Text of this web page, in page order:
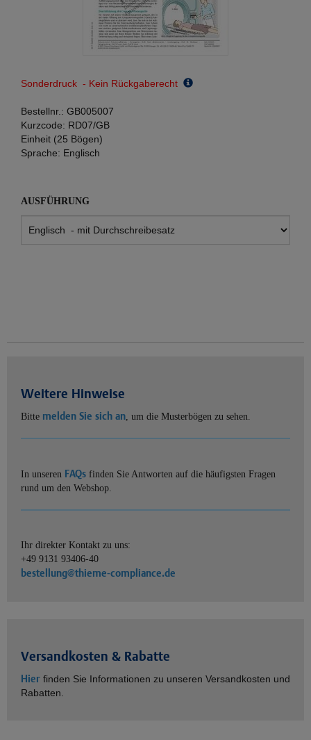
Sonderdruck - Kein Rückgaberecht
Bestellnr.: GB005007
Kurzcode: RD07/GB
Einheit (25 Bögen)
Sprache: Englisch
AUSFÜHRUNG
Weitere Hinweise
Bitte melden Sie sich an, um die Musterbögen zu sehen.
In unseren FAQs finden Sie Antworten auf die häufigsten Fragen
rund um den Webshop.
Ihr direkter Kontakt zu uns:
+49 9131 93406-40
bestellung@thieme-compliance.de
Versandkosten & Rabatte
Hier finden Sie Informationen zu unseren Versandkosten und
Rabatten.